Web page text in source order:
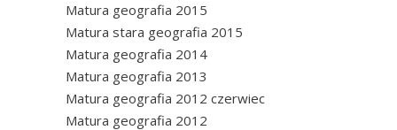
Matura geografia 2015
Matura stara geografia 2015
Matura geografia 2014
Matura geografia 2013
Matura geografia 2012 czerwiec
Matura geografia 2012